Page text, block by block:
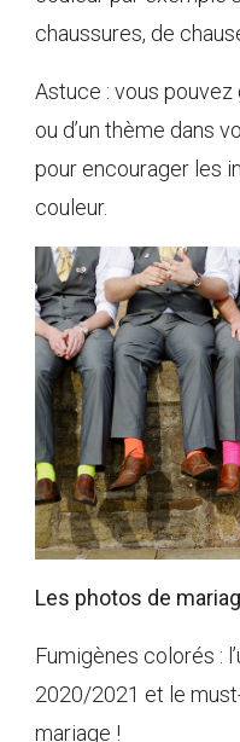
chaussures, de
Astuce : vous pouvez
ou d’un thème dans
pour encourager les
couleur.
Les photos de
Fumigènes colorés :
2020/2021 et le
mariage !